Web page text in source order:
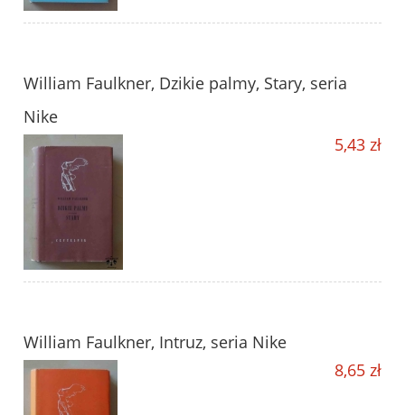
William Faulkner, Dzikie palmy, Stary, seria
Nike
5,43 zł
William Faulkner, Intruz, seria Nike
8,65 zł